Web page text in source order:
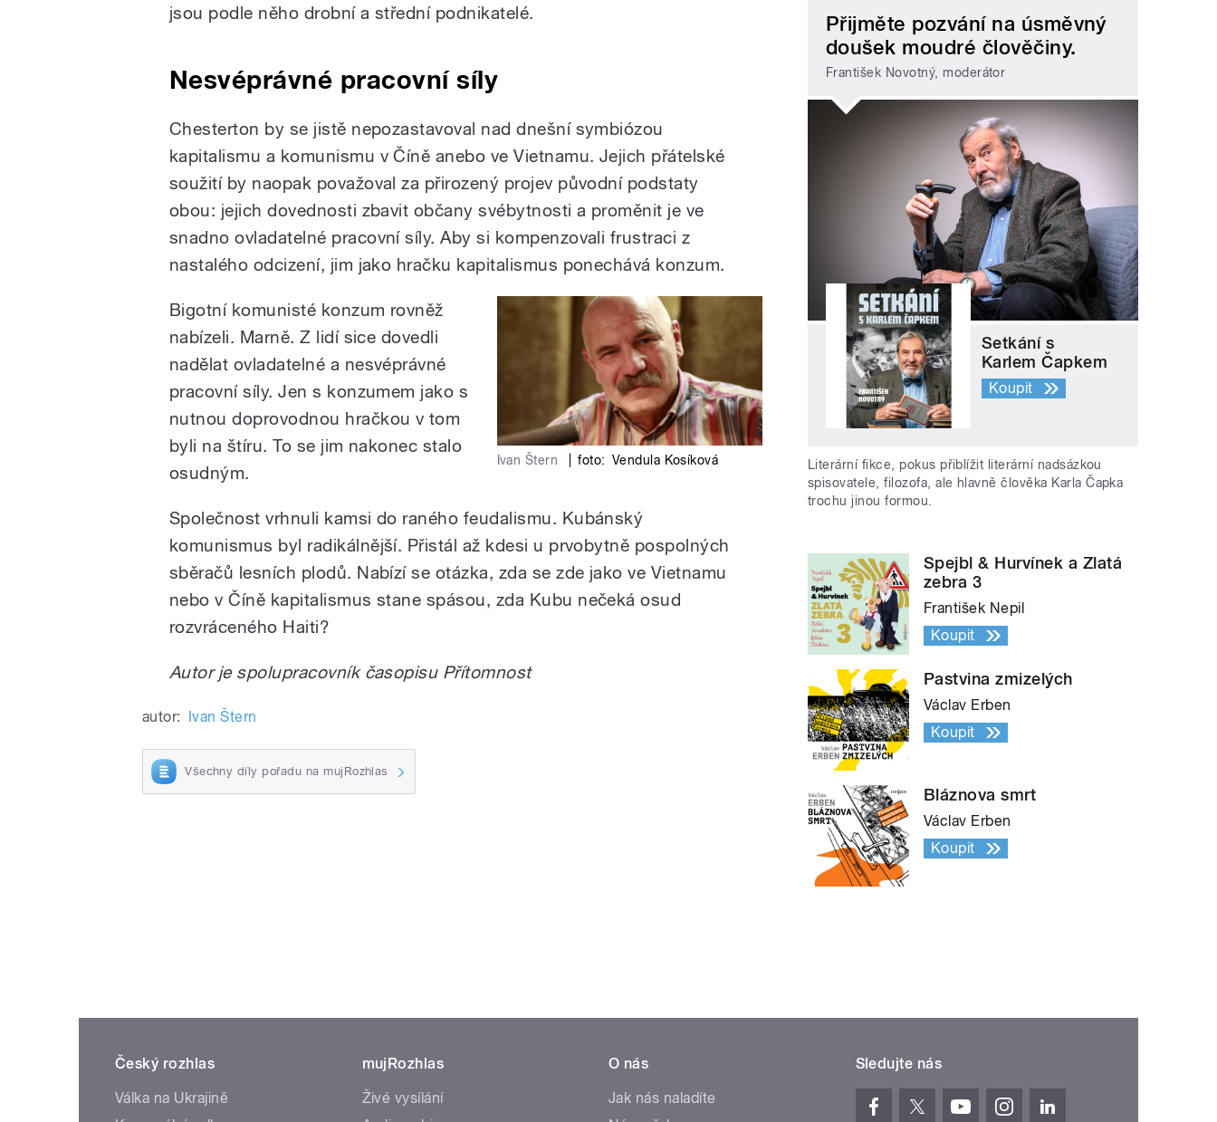
jsou podle něho drobní a střední podnikatelé.
Nesvéprávné pracovní síly
Chesterton by se jistě nepozastavoval nad dnešní symbiózou
kapitalismu a komunismu v Číně anebo ve Vietnamu. Jejich přátelské
soužití by naopak považoval za přirozený projev původní podstaty
obou: jejich dovednosti zbavit občany svébytnosti a proměnit je ve
snadno ovladatelné pracovní síly. Aby si kompenzovali frustraci z
nastalého odcizení, jim jako hračku kapitalismus ponechává konzum.
Ivan Štern foto: Vendula Kosíková
Bigotní komunisté konzum rovněž
nabízeli. Marně. Z lidí sice dovedli
nadělat ovladatelné a nesvéprávné
pracovní síly. Jen s konzumem jako s
nutnou doprovodnou hračkou v tom
byli na štíru. To se jim nakonec stalo
osudným.
Společnost vrhnuli kamsi do raného feudalismu. Kubánský
komunismus byl radikálnější. Přistál až kdesi u prvobytně pospolných
sběračů lesních plodů. Nabízí se otázka, zda se zde jako ve Vietnamu
nebo v Číně kapitalismus stane spásou, zda Kubu nečeká osud
rozvráceného Haiti?
Autor je spolupracovník časopisu Přítomnost
autor: Ivan Štern
Všechny díly pořadu na mujRozhlas
Přijměte pozvání na úsměvný
doušek moudré člověčiny.
František Novotný, moderátor
Setkání s
Karlem Čapkem
Koupit
Literární fikce, pokus přiblížit literární nadsázkou
spisovatele, filozofa, ale hlavně člověka Karla Čapka
trochu jinou formou.
Spejbl & Hurvínek a Zlatá
zebra 3
František Nepil
Koupit
Pastvina zmizelých
Václav Erben
Koupit
Bláznova smrt
Václav Erben
Koupit
Český rozhlas
Válka na Ukrajině
mujRozhlas
Živé vysílání
O nás
Jak nás naladíte
Sledujte nás